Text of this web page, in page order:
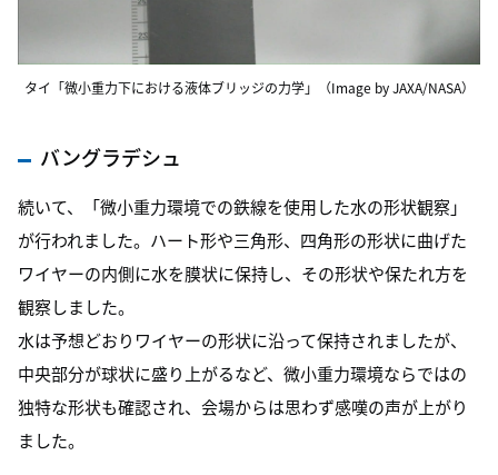
タイ「微小重力下における液体ブリッジの力学」（Image by JAXA/NASA）
バングラデシュ
続いて、「微小重力環境での鉄線を使用した水の形状観察」
が行われました。ハート形や三角形、四角形の形状に曲げた
ワイヤーの内側に水を膜状に保持し、その形状や保たれ方を
観察しました。
水は予想どおりワイヤーの形状に沿って保持されましたが、
中央部分が球状に盛り上がるなど、微小重力環境ならではの
独特な形状も確認され、会場からは思わず感嘆の声が上がり
ました。